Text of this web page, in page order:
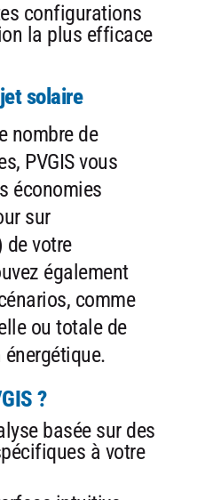
configurations
la plus efficace
solaire
nombre de
PVGIS vous
économies
sur
de votre
également
comme
ou totalede
?
basée sur des
à votre